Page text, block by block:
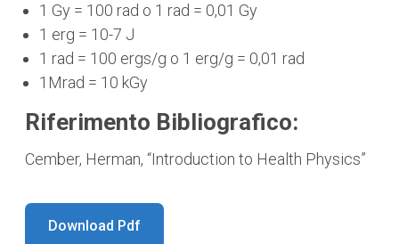
1 Gy = 100 rad o 1 rad = 0,01 Gy
1 erg = 10-7 J
1 rad = 100 ergs/g o 1 erg/g = 0,01 rad
1Mrad = 10 kGy
Riferimento Bibliografico:
Cember, Herman, “Introduction to Health Physics”
Download Pdf